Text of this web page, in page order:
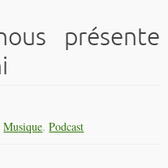
présente
Musique,Podcast